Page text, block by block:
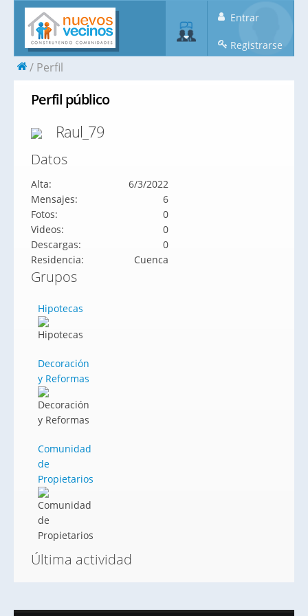
Entrar
Registrarse
Perfil
Perfil público
Raul_79
Datos
Alta:
6/3/2022
Mensajes:
6
Fotos:
0
Videos:
0
Descargas:
0
Residencia:
Cuenca
Grupos
Hipotecas
Decoración
y Reformas
Comunidad
de
Propietarios
Última actividad